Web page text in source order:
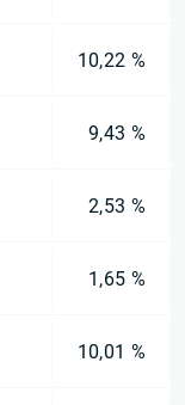
10,22 %
9,43 %
2,53 %
1,65 %
10,01 %